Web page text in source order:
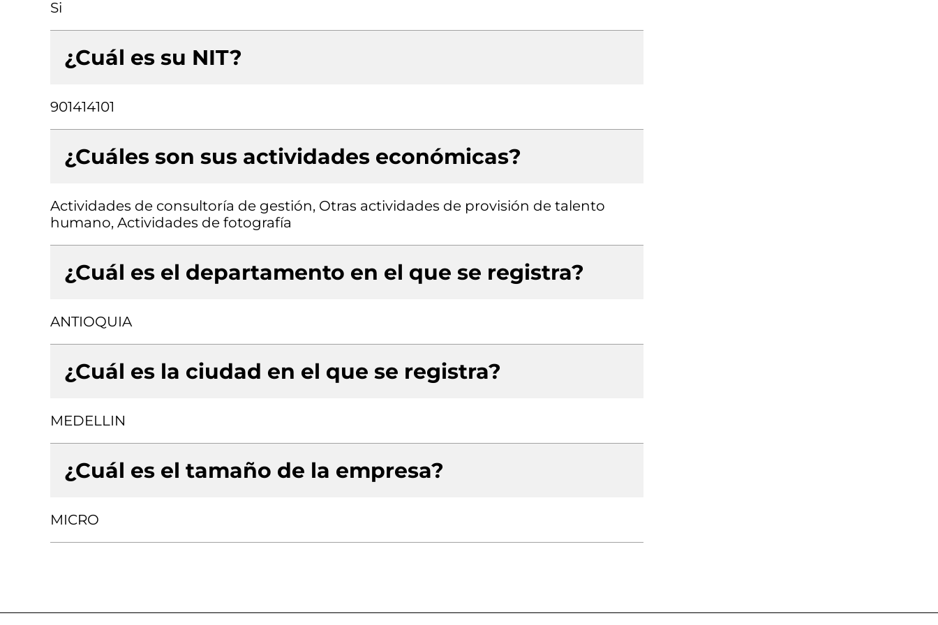
Si
¿Cuál es su NIT?
901414101
¿Cuáles son sus actividades económicas?
Actividades de consultoría de gestión, Otras actividades de provisión de talento
humano, Actividades de fotografía
¿Cuál es el departamento en el que se registra?
ANTIOQUIA
¿Cuál es la ciudad en el que se registra?
MEDELLIN
¿Cuál es el tamaño de la empresa?
MICRO